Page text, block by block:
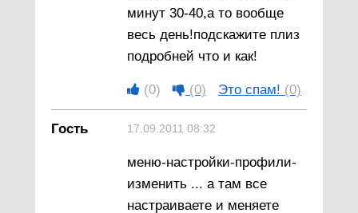
минут 30-40,а то вообще
весь день!подскажите плиз
подробней что и как!
(0) (0) Это спам! (0)
Гость 17.09.2011 08:32
меню-настройки-профили-
изменить ... а там все
настраиваете и меняете